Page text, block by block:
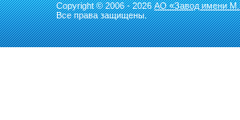
Copyright © 2006 - 2026АО «Завод имени
Все права защищены.